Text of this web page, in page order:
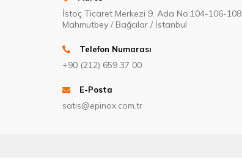
İstoç Ticaret Merkezi 9. Ada No:104-106-108
Mahmutbey / Bağcılar / İstanbul
Telefon Numarası
+90 (212) 659 37 00
E-Posta
satis@epinox.com.tr